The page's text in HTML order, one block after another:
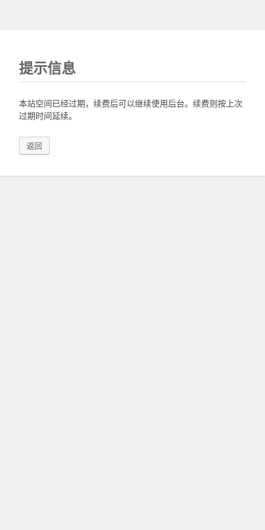
提示信息
本站空间已经过期，续费后可以继续使用后台。续费则按上次
过期时间延续。
返回